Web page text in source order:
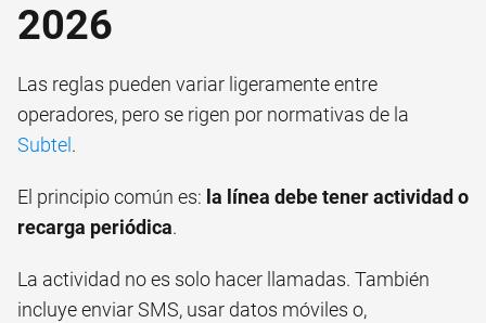
2026
Las reglas pueden variar ligeramente entre
operadores, pero se rigen por normativas de la
Subtel .
El principio común es: la línea debe tener actividad o
recarga periódica.
La actividad no es solo hacer llamadas. También
incluye enviar SMS, usar datos móviles o,